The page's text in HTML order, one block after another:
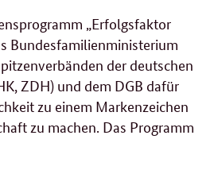
„Erfolgsfaktor
Bundesfamilienministerium
der deutschen
ZDH) und dem DGB dafür
zu einem Markenzeichen
zu machen. Das Programm